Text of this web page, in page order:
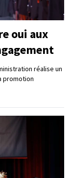
oui aux
réalise un
promotion